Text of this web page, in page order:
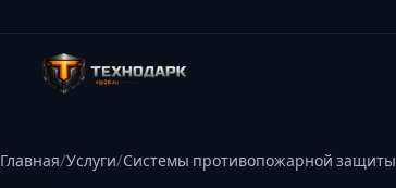
Главная Услуги Системы противопожарной защиты